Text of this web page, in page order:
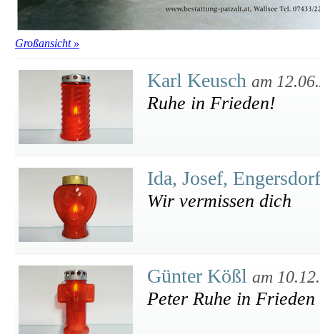
Großansicht »
Karl Keusch am
Ruhe in Frieden!
Ida, Josef,
Wir vermissen dich
Günter Kößl am
Peter Ruhe in Frieden